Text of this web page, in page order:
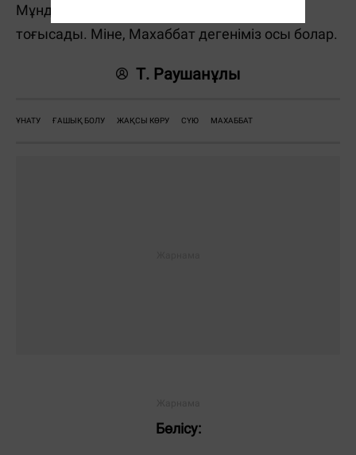
Мұнда тән, жан үйлесімдігі бір арнаға
тоғысады. Міне, Махаббат дегеніміз осы болар.
Т. Раушанұлы
ҰНАТУ ҒАШЫҚ БОЛУ ЖАҚСЫ КӨРУ СҮЮ МАХАББАТ
Бөлісу: